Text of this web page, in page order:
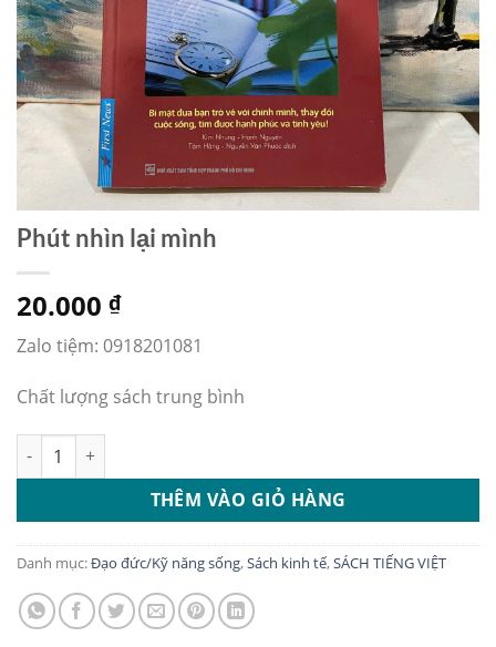
Phút nhìn lại mình
20.000 ₫
Zalo tiệm: 0918201081
Chất lượng sách trung bình
Phút nhìn lại mình số lượng
THÊM VÀO GIỎ HÀNG
Danh mục:Đạo đức/Kỹ năng sống,Sách kinh tế,SÁCH TIẾNG VIỆT